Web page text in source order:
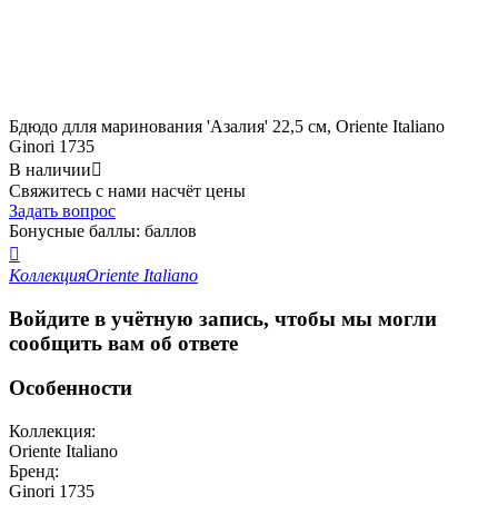
Бдюдо длля маринования 'Азалия' 22,5 см, Oriente Italiano
Ginori 1735
В наличии
Свяжитесь с нами насчёт цены
Задать вопрос
Бонусные баллы: баллов

КоллекцияOriente Italiano
Войдите в учётную запись, чтобы мы могли
сообщить вам об ответе
Особенности
Коллекция:
Oriente Italiano
Бренд:
Ginori 1735